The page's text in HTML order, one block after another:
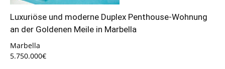
Luxuriöse und moderne Duplex Penthouse-Wohnung
an der Goldenen Meile in Marbella
Marbella
5.750.000€